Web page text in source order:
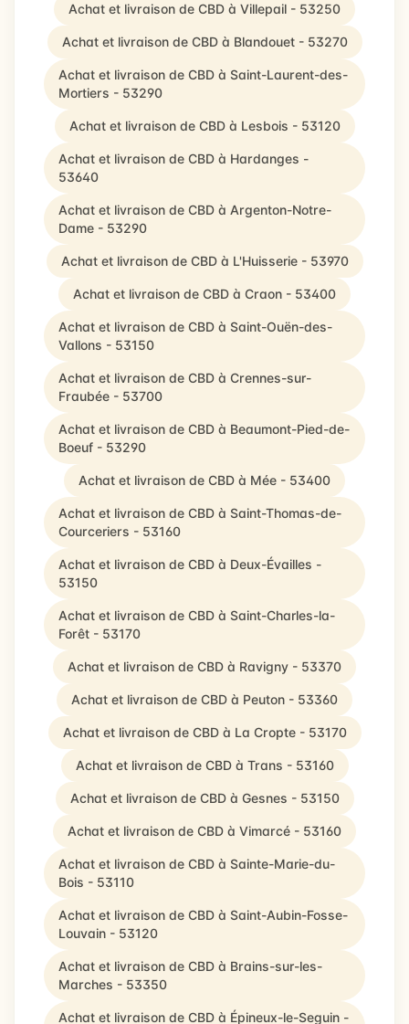
Achat et livraison de CBD à Villepail - 53250
Achat et livraison de CBD à Blandouet - 53270
Achat et livraison de CBD à Saint-Laurent-des-
Mortiers - 53290
Achat et livraison de CBD à Lesbois - 53120
Achat et livraison de CBD à Hardanges -
53640
Achat et livraison de CBD à Argenton-Notre-
Dame - 53290
Achat et livraison de CBD à L'Huisserie - 53970
Achat et livraison de CBD à Craon - 53400
Achat et livraison de CBD à Saint-Ouën-des-
Vallons - 53150
Achat et livraison de CBD à Crennes-sur-
Fraubée - 53700
Achat et livraison de CBD à Beaumont-Pied-de-
Boeuf - 53290
Achat et livraison de CBD à Mée - 53400
Achat et livraison de CBD à Saint-Thomas-de-
Courceriers - 53160
Achat et livraison de CBD à Deux-Évailles -
53150
Achat et livraison de CBD à Saint-Charles-la-
Forêt - 53170
Achat et livraison de CBD à Ravigny - 53370
Achat et livraison de CBD à Peuton - 53360
Achat et livraison de CBD à La Cropte - 53170
Achat et livraison de CBD à Trans - 53160
Achat et livraison de CBD à Gesnes - 53150
Achat et livraison de CBD à Vimarcé - 53160
Achat et livraison de CBD à Sainte-Marie-du-
Bois - 53110
Achat et livraison de CBD à Saint-Aubin-Fosse-
Louvain - 53120
Achat et livraison de CBD à Brains-sur-les-
Marches - 53350
Achat et livraison de CBD à Épineux-le-Seguin -